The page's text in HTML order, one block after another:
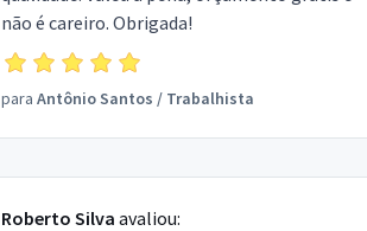
não é careiro. Obrigada!
para Antônio Santos / Trabalhista
Roberto Silva avaliou: